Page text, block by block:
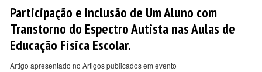
Participação e Inclusão de Um Aluno com
Transtorno do Espectro Autista nas Aulas de
Educação Física Escolar.
Artigo apresentado no Artigos publicados em evento